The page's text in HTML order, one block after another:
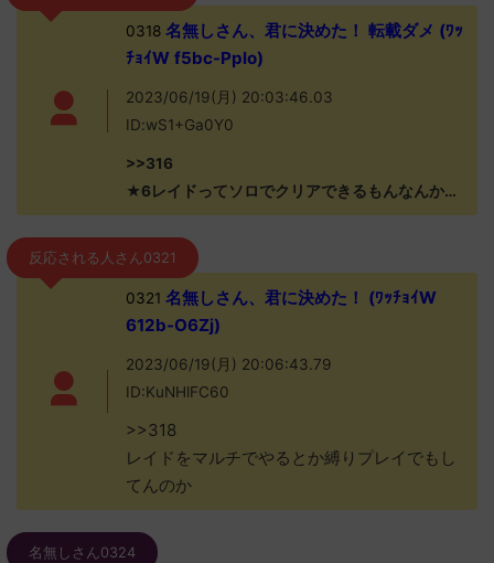
0318名無しさん、君に決めた！ 転載ダメ (ﾜｯ
ﾁｮｲW f5bc-Pplo)
2023/06/19(月) 20:03:46.03
ID:wS1+Ga0Y0
>>316
★6レイドってソロでクリアできるもんなんか…
反応される人さん0321
0321 名無しさん、君に決めた！ (ﾜｯﾁｮｲW
612b-O6Zj)
2023/06/19(月) 20:06:43.79
ID:KuNHlFC60
>>318
レイドをマルチでやるとか縛りプレイでもし
てんのか
名無しさん0324